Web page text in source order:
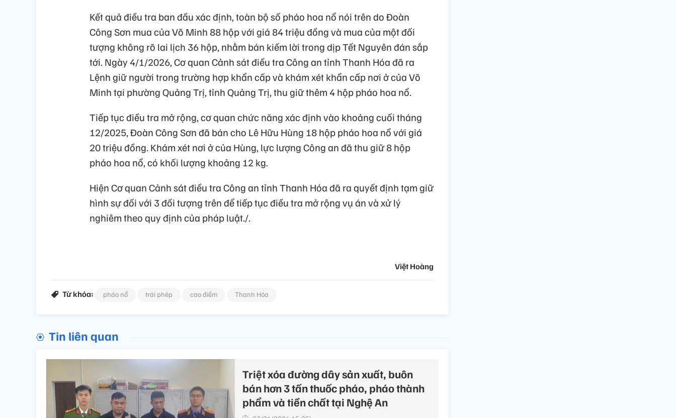
Kết quả điều tra ban đầu xác định, toàn bộ số pháo hoa nổ nói trên do Đoàn
Công Sơn mua của Võ Minh 88 hộp với giá 84 triệu đồng và mua của một đối
tượng không rõ lai lịch 36 hộp, nhằm bán kiếm lời trong dịp Tết Nguyên đán sắp
tới. Ngày 4/1/2026, Cơ quan Cảnh sát điều tra Công an tỉnh Thanh Hóa đã ra
Lệnh giữ người trong trường hợp khẩn cấp và khám xét khẩn cấp nơi ở của Võ
Minh tại phường Quảng Trị, tỉnh Quảng Trị, thu giữ thêm 4 hộp pháo hoa nổ.
Tiếp tục điều tra mở rộng, cơ quan chức năng xác định vào khoảng cuối tháng
12/2025, Đoàn Công Sơn đã bán cho Lê Hữu Hùng 18 hộp pháo hoa nổ với giá
20 triệu đồng. Khám xét nơi ở của Hùng, lực lượng Công an đã thu giữ 8 hộp
pháo hoa nổ, có khối lượng khoảng 12 kg.
Hiện Cơ quan Cảnh sát điều tra Công an tỉnh Thanh Hóa đã ra quyết định tạm giữ
hình sự đối với 3 đối tượng trên để tiếp tục điều tra mở rộng vụ án và xử lý
nghiêm theo quy định của pháp luật./.
Việt Hoàng
Từ khóa: pháo nổ trái phép cao điểm Thanh Hóa
Tin liên quan
Triệt xóa đường dây sản xuất, buôn
bán hơn 3 tấn thuốc pháo, pháo thành
phẩm và tiền chất tại Nghệ An